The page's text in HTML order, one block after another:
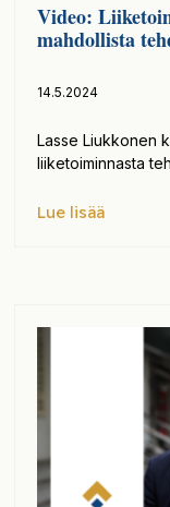
Video:
mahdollista
14.5.2024
Lasse Liukkonen
liiketoiminnasta
Lue lisää